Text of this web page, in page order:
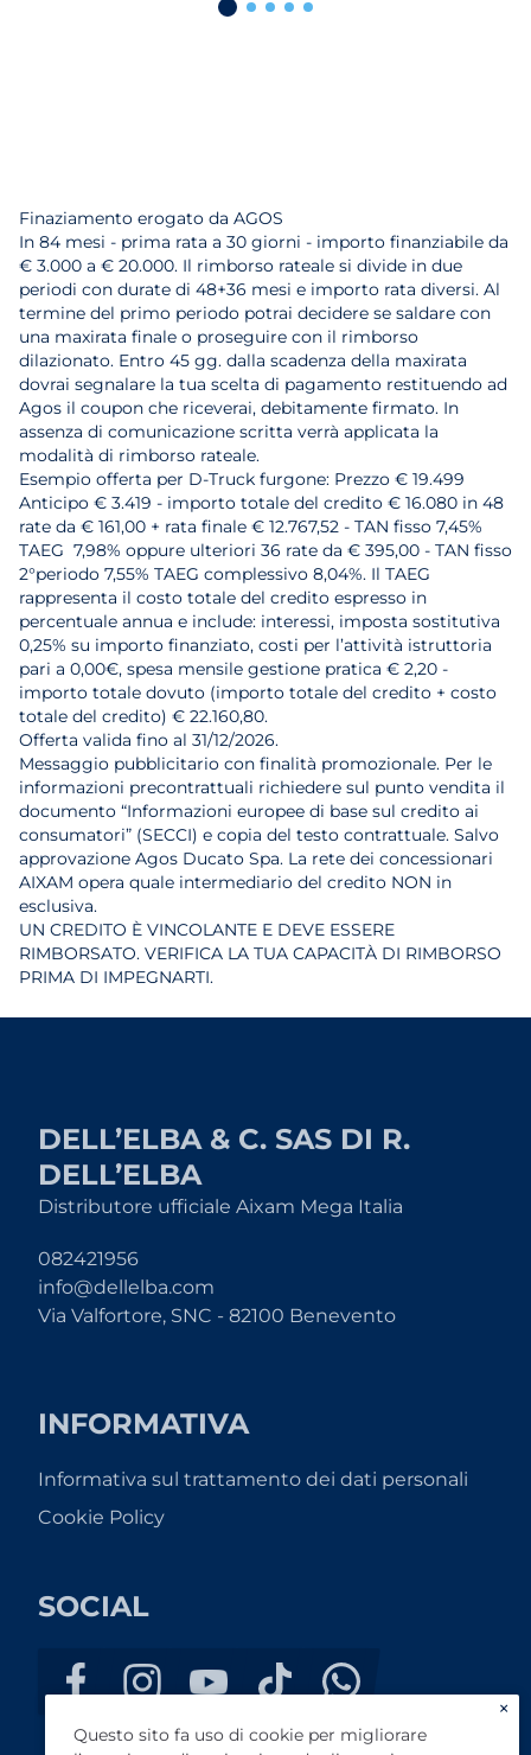
Finaziamento erogato da AGOS
In 84 mesi - prima rata a 30 giorni - importo finanziabile da
€ 3.000 a € 20.000. Il rimborso rateale si divide in due
periodi con durate di 48+36 mesi e importo rata diversi. Al
termine del primo periodo potrai decidere se saldare con
una maxirata finale o proseguire con il rimborso
dilazionato. Entro 45 gg. dalla scadenza della maxirata
dovrai segnalare la tua scelta di pagamento restituendo ad
Agos il coupon che riceverai, debitamente firmato. In
assenza di comunicazione scritta verrà applicata la
modalità di rimborso rateale.
Esempio offerta per D-Truck furgone: Prezzo € 19.499
Anticipo € 3.419 - importo totale del credito € 16.080 in 48
rate da € 161,00 + rata finale € 12.767,52 - TAN fisso 7,45%
TAEG 7,98% oppure ulteriori 36 rate da € 395,00 - TAN fisso
2°periodo 7,55% TAEG complessivo 8,04%. Il TAEG
rappresenta il costo totale del credito espresso in
percentuale annua e include: interessi, imposta sostitutiva
0,25% su importo finanziato, costi per l’attività istruttoria
pari a 0,00€, spesa mensile gestione pratica € 2,20 -
importo totale dovuto (importo totale del credito + costo
totale del credito) € 22.160,80.
Offerta valida fino al 31/12/2026.
Messaggio pubblicitario con finalità promozionale. Per le
informazioni precontrattuali richiedere sul punto vendita il
documento “Informazioni europee di base sul credito ai
consumatori” (SECCI) e copia del testo contrattuale. Salvo
approvazione Agos Ducato Spa. La rete dei concessionari
AIXAM opera quale intermediario del credito NON in
esclusiva.
UN CREDITO È VINCOLANTE E DEVE ESSERE
RIMBORSATO. VERIFICA LA TUA CAPACITÀ DI RIMBORSO
PRIMA DI IMPEGNARTI.
DELL’ELBA & C. SAS DI R.
DELL’ELBA
Distributore ufficiale Aixam Mega Italia
082421956
info@dellelba.com
Via Valfortore, SNC - 82100 Benevento
INFORMATIVA
Informativa sul trattamento dei dati personali
Cookie Policy
SOCIAL
×
Questo sito fa uso di cookie per migliorare